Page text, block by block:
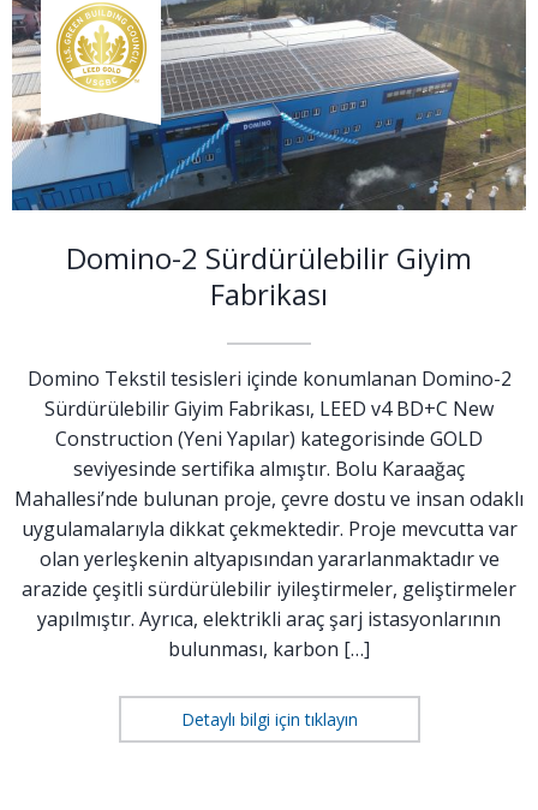
Domino-2 Sürdürülebilir Giyim
Fabrikası
Domino Tekstil tesisleri içinde konumlanan Domino-2
Sürdürülebilir Giyim Fabrikası, LEED v4 BD+C New
Construction (Yeni Yapılar) kategorisinde GOLD
seviyesinde sertifika almıştır. Bolu Karaağaç
Mahallesi’nde bulunan proje, çevre dostu ve insan odaklı
uygulamalarıyla dikkat çekmektedir. Proje mevcutta var
olan yerleşkenin altyapısından yararlanmaktadır ve
arazide çeşitli sürdürülebilir iyileştirmeler, geliştirmeler
yapılmıştır. Ayrıca, elektrikli araç şarj istasyonlarının
bulunması, karbon […]
Detaylı bilgi için tıklayın